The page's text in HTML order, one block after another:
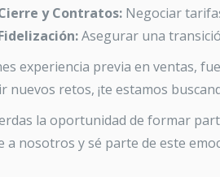
y Contratos: Negociar
Asegurar una
experiencia previa en ventas,
nuevos retos, ¡te estamos
la oportunidad de formar
a nosotros y sé parte de este